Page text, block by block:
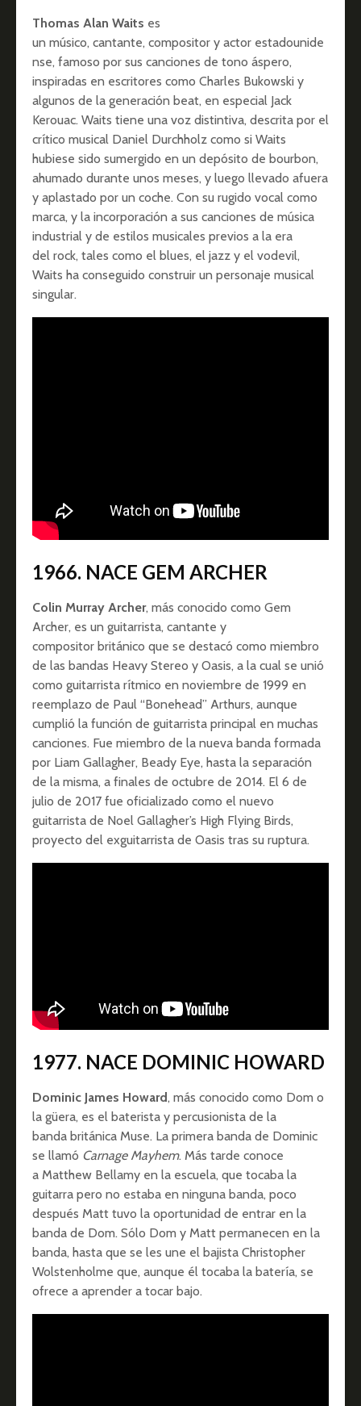
Thomas Alan Waits es
un músico, cantante, compositor y actor estadounide
nse, famoso por sus canciones de tono áspero,​
inspiradas en escritores como Charles Bukowski y
algunos de la generación beat, en especial Jack
Kerouac.​ Waits tiene una voz distintiva, descrita por el
crítico musical Daniel Durchholz como si Waits
hubiese sido sumergido en un depósito de bourbon,
ahumado durante unos meses, y luego llevado afuera
y aplastado por un coche. Con su rugido vocal como
marca, y la incorporación a sus canciones de música
industrial y de estilos musicales previos a la era
del rock, tales como el blues, el jazz y el vodevil,​
Waits ha conseguido construir un personaje musical
singular.
1966. NACE GEM ARCHER
Colin Murray Archer, más conocido como Gem
Archer, es un guitarrista, cantante y
compositor británico que se destacó como miembro
de las bandas Heavy Stereo y Oasis, a la cual se unió
como guitarrista rítmico en noviembre de 1999 en
reemplazo de Paul “Bonehead” Arthurs, aunque
cumplió la función de guitarrista principal en muchas
canciones. Fue miembro de la nueva banda formada
por Liam Gallagher, Beady Eye, hasta la separación
de la misma, a finales de octubre de 2014. El 6 de
julio de 2017 fue oficializado como el nuevo
guitarrista de Noel Gallagher’s High Flying Birds,
proyecto del exguitarrista de Oasis tras su ruptura.
1977. NACE DOMINIC HOWARD
Dominic James Howard, más conocido como Dom o
la güera, es el baterista y percusionista de la
banda británica Muse. La primera banda de Dominic
se llamó Carnage Mayhem. Más tarde conoce
a Matthew Bellamy en la escuela, que tocaba la
guitarra pero no estaba en ninguna banda, poco
después Matt tuvo la oportunidad de entrar en la
banda de Dom. Sólo Dom y Matt permanecen en la
banda, hasta que se les une el bajista Christopher
Wolstenholme que, aunque él tocaba la batería, se
ofrece a aprender a tocar bajo.